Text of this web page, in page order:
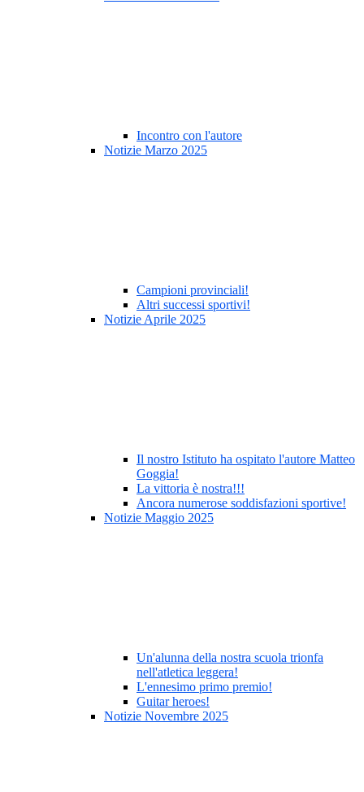
Incontro con l'autore
Notizie Marzo 2025
Campioni provinciali!
Altri successi sportivi!
Notizie Aprile 2025
Il nostro Istituto ha ospitato l'autore Matteo
Goggia!
La vittoria è nostra!!!
Ancora numerose soddisfazioni sportive!
Notizie Maggio 2025
Un'alunna della nostra scuola trionfa
nell'atletica leggera!
L'ennesimo primo premio!
Guitar heroes!
Notizie Novembre 2025